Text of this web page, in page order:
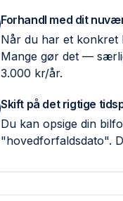
Forhandl med dit
Når du har et konkret
Mange gør det —
3.000 kr/år.
Skift på det rigtige
Du kan opsige din
"hovedforfaldsdato".